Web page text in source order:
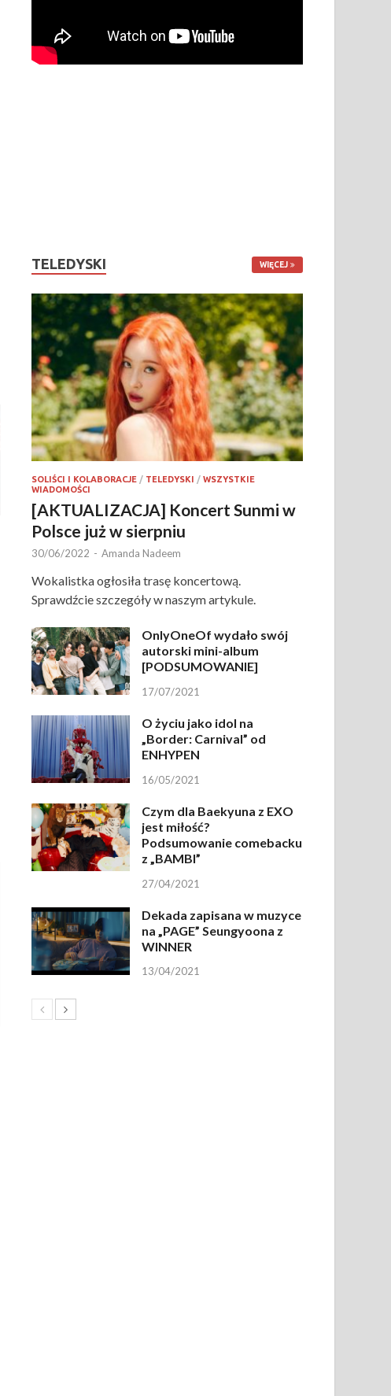
TELEDYSKI WIĘCEJ
SOLIŚCI I KOLABORACJE / TELEDYSKI /WSZYSTKIE
WIADOMOŚCI
[AKTUALIZACJA] Koncert Sunmi w
Polsce już w sierpniu
30/06/2022 - Amanda Nadeem
Wokalistka ogłosiła trasę koncertową.
Sprawdźcie szczegóły w naszym artykule.
OnlyOneOf wydało swój
autorski mini-album
[PODSUMOWANIE]
17/07/2021
O życiu jako idol na
„Border: Carnival” od
ENHYPEN
16/05/2021
Czym dla Baekyuna z EXO
jest miłość?
Podsumowanie comebacku
z „BAMBI”
27/04/2021
Dekada zapisana w muzyce
na „PAGE” Seungyoona z
WINNER
13/04/2021